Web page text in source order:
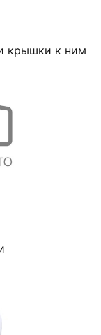
крышки к ним